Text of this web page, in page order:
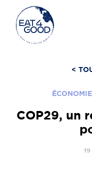
contenu
<
COP29, un